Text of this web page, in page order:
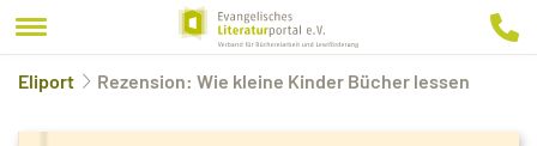
Eliport Rezension: Wie kleine Kinder Bücher lessen